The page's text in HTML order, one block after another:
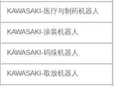
KAWASAKI-医疗与制药机器人
KAWASAKI-涂装机器人
KAWASAKI-码垛机器人
KAWASAKI-取放机器人